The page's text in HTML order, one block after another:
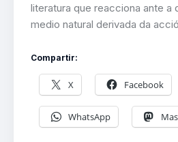
literatura que reacciona ante a
medio natural derivada da
Compartir:
X Facebook
WhatsApp